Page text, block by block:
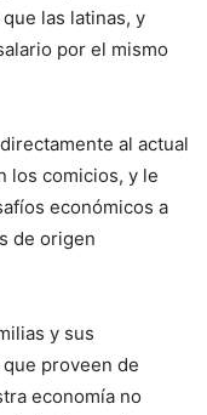
las latinas, y
por el mismo
al actual
los comicios, y le
económicos a
de origen
y sus
proveen de
economía no